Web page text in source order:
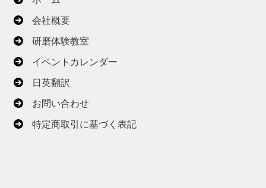
会社概要
研磨体験教室
イベントカレンダー
日英翻訳
お問い合わせ
特定商取引に基づく表記